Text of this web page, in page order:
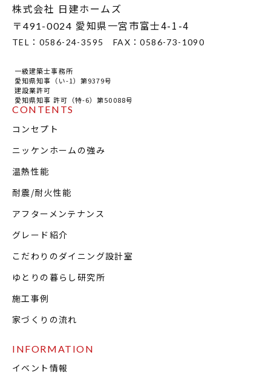
モデルハウス一覧
本社モデルハウス
今伊勢町モデルハウス 平屋
株式会社 日建ホームズ
〒 491-0024 愛知県一宮市富士4-1-4
TEL： 0586-24-3595 FAX：0586-73-1090
一級建築士事務所
愛知県知事（い-1）第9379号
建設業許可
愛知県知事 許可（特-6）第50088号
CONTENTS
コンセプト
ニッケンホームの強み
温熱性能
耐震/耐火性能
アフターメンテナンス
グレード紹介
こだわりのダイニング設計室
ゆとりの暮らし研究所
施工事例
家づくりの流れ
INFORMATION
イベント情報